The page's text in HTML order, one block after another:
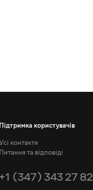
Підтримка користувачів
контакти
Питання та відповіді
+1 (347) 343 27 82